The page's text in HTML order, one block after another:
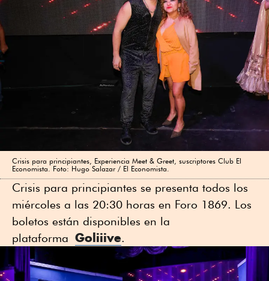
Crisis para principiantes, Experiencia Meet & Greet, suscriptores Club El
Economista. Foto: Hugo Salazar / El Economista.
Crisis para principiantes se presenta todos los
miércoles a las 20:30 horas en Foro 1869. Los
boletos están disponibles en la
plataforma Goliiive.